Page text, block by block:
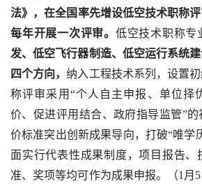
法》，在全国率先增设低空技术职称评
每年开展一次评审。 低空技术职称专
发、低空飞行器制造、低空运行系统
四个方向，纳入工程技术系列，设置
称评审采用“个人自主申报、单位择
价、促进评用结合、政府指导监管”
价标准突出创新成果导向，打破“唯学
面实行代表性成果制度，项目报告、
准、奖项等均可作为成果申报。（1月